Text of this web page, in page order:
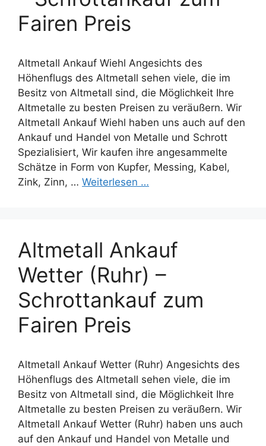
Fairen Preis
Altmetall Ankauf Wiehl Angesichts des
Höhenflugs des Altmetall sehen viele, die im
Besitz von Altmetall sind, die Möglichkeit Ihre
Altmetalle zu besten Preisen zu veräußern. Wir
Altmetall Ankauf Wiehl haben uns auch auf den
Ankauf und Handel von Metalle und Schrott
Spezialisiert, Wir kaufen ihre angesammelte
Schätze in Form von Kupfer, Messing, Kabel,
Zink, Zinn, … Weiterlesen …
Altmetall Ankauf
Wetter (Ruhr) –
Schrottankauf zum
Fairen Preis
Altmetall Ankauf Wetter (Ruhr) Angesichts des
Höhenflugs des Altmetall sehen viele, die im
Besitz von Altmetall sind, die Möglichkeit Ihre
Altmetalle zu besten Preisen zu veräußern. Wir
Altmetall Ankauf Wetter (Ruhr) haben uns auch
auf den Ankauf und Handel von Metalle und